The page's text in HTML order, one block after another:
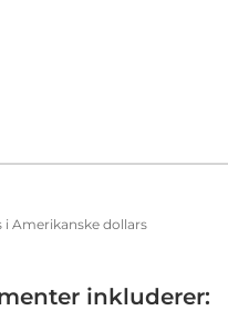
i Amerikanske dollars
inkluderer: